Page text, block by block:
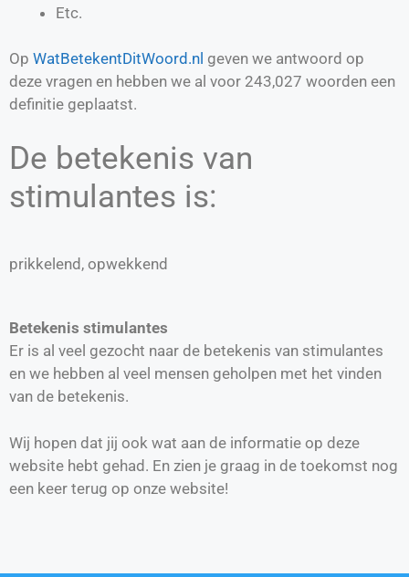
Etc.
Op WatBetekentDitWoord.nl geven we antwoord op
deze vragen en hebben we al voor 243,027 woorden een
definitie geplaatst.
De betekenis van
stimulantes is:
prikkelend, opwekkend
Betekenis stimulantes
Er is al veel gezocht naar de betekenis van stimulantes
en we hebben al veel mensen geholpen met het vinden
van de betekenis.
Wij hopen dat jij ook wat aan de informatie op deze
website hebt gehad. En zien je graag in de toekomst nog
een keer terug op onze website!